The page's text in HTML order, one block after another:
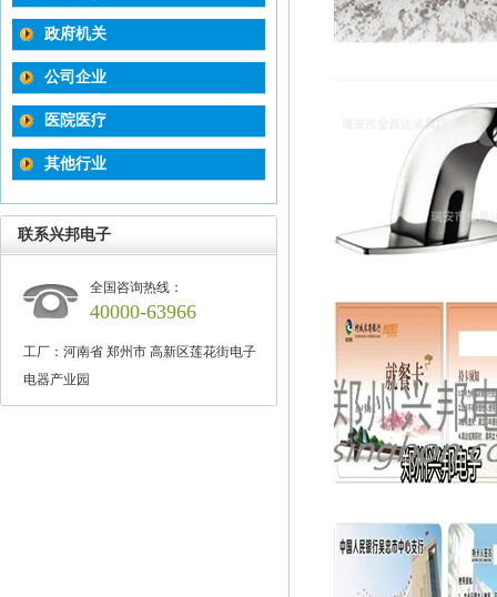
政府机关
公司企业
医院医疗
其他行业
联系兴邦电子
全国咨询热线：
40000-63966
工厂：河南省 郑州市 高新区莲花街电子
电器产业园